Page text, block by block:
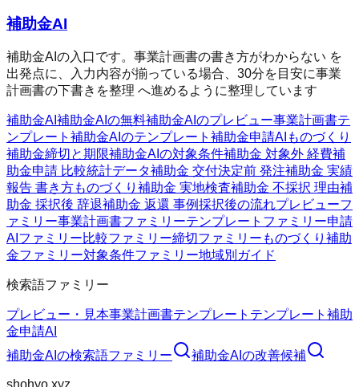
補助金AI
補助金AIの入口です。事業計画書の書き方がわからない を
出発点に、入力内容が揃っている場合、30分を目安に事業
計画書の下書きを整理 へ進めるように整理しています
補助金AI 補助金AIの無料補助金AIのプレビュー事業計画書テ
ンプレート 補助金AIのテンプレート 補助金申請AI ものづくり
補助金締切と期限補助金AIの対象条件補助金 対象外 経費補
助金申請 比較統計データ補助金 交付決定前 発注補助金 実績
報告 書き方ものづくり補助金 実地検査補助金 不採択 理由補
助金 採択後 辞退補助金 返還 事例採択後の流れプレビューフ
ァミリー事業計画書ファミリーテンプレートファミリー申請
AIファミリー比較ファミリー締切ファミリー ものづくり補助
金ファミリー対象条件ファミリー地域別ガイド
検索語ファミリー
プレビュー・見本事業計画書テンプレート テンプレート 補助
金申請AI
補助金AI の検索語ファミリー 補助金AI の改善候補